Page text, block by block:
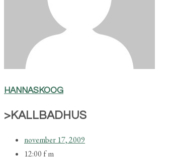
HANNASKOOG
>KALLBADHUS
november 17, 2009
12:00 f m